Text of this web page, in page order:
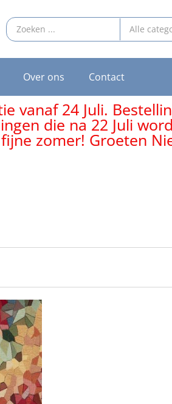
Over ons Contact
vanaf 24 Juli.
die na 22 Juli
zomer! Groeten